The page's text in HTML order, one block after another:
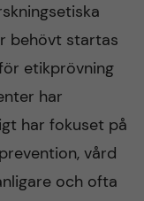
behövt startas
etikprövning
har
har fokuset på
vård
och ofta